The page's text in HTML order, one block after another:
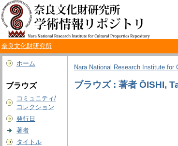
奈良文化財研究所
ホーム
ブラウズ
コミュニティ/
コレクション
発行日
著者
タイトル
Nara National Research Institute for
ブラウズ : 著者 ŌISHI,